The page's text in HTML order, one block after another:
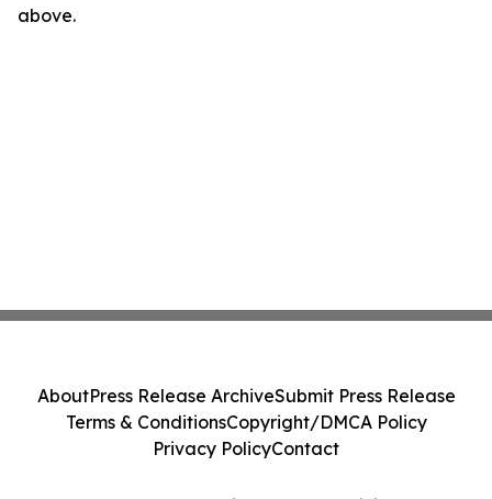
above.
AboutPress Release ArchiveSubmit Press Release
Terms & ConditionsCopyright/DMCA Policy
Privacy PolicyContact